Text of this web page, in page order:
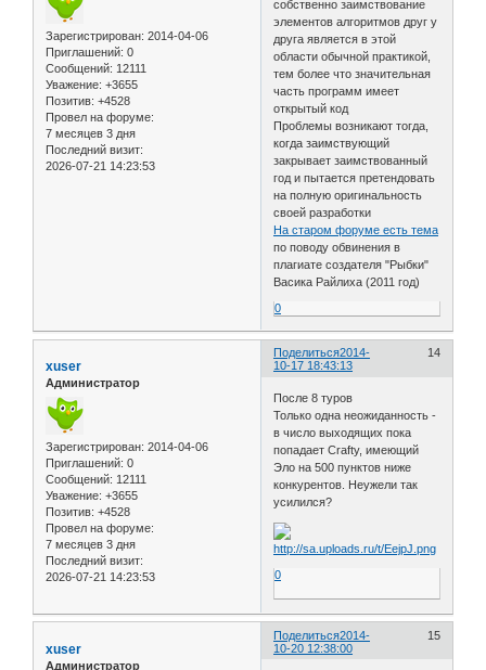
Зарегистрирован: 2014-04-06
Приглашений: 0
Сообщений: 12111
Уважение: +3655
Позитив: +4528
Провел на форуме:
7 месяцев 3 дня
Последний визит:
2026-07-21 14:23:53
собственно заимствование
элементов алгоритмов друг у
друга является в этой
области обычной практикой,
тем более что значительная
часть программ имеет
открытый код
Проблемы возникают тогда,
когда заимствующий
закрывает заимствованный
год и пытается претендовать
на полную оригинальность
своей разработки
На старом форуме есть тема
по поводу обвинения в
плагиате создателя "Рыбки"
Васика Райлиха (2011 год)
0
Поделиться 14
2014-
10-17 18:43:13
xuser
Администратор
Зарегистрирован: 2014-04-06
Приглашений: 0
Сообщений: 12111
Уважение: +3655
Позитив: +4528
Провел на форуме:
7 месяцев 3 дня
Последний визит:
2026-07-21 14:23:53
После 8 туров
Только одна неожиданность -
в число выходящих пока
попадает Crafty, имеющий
Эло на 500 пунктов ниже
конкурентов. Неужели так
усилился?
0
Поделиться 15
2014-
10-20 12:38:00
xuser
Администратор